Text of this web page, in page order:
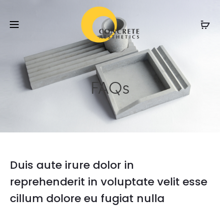
FAQs
Duis aute irure dolor in
reprehenderit in voluptate velit esse
cillum dolore eu fugiat nulla